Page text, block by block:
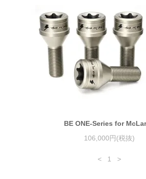
BE ONE-Series for
106,000円(税抜)
< 1 >